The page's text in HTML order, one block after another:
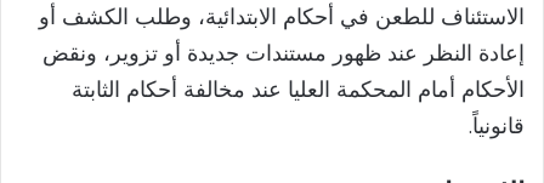
الاستئناف للطعن في أحكام الابتدائية، وطلب الكشف أو
إعادة النظر عند ظهور مستندات جديدة أو تزوير، ونقض
الأحكام أمام المحكمة العليا عند مخالفة أحكام الثابتة
قانونياً.